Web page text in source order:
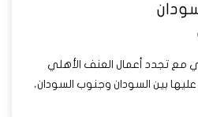
2024 بالتوازي مع تجدد أعمال العنف الأهلي
بين السودان وجنوب السودان،